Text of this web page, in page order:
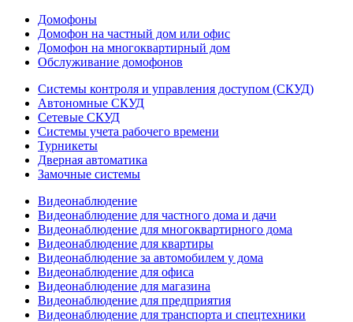
Домофоны
Домофон на частный дом или офис
Домофон на многоквартирный дом
Обслуживание домофонов
Системы контроля и управления доступом (СКУД)
Автономные СКУД
Сетевые СКУД
Системы учета рабочего времени
Турникеты
Дверная автоматика
Замочные системы
Видеонаблюдение
Видеонаблюдение для частного дома и дачи
Видеонаблюдение для многоквартирного дома
Видеонаблюдение для квартиры
Видеонаблюдение за автомобилем у дома
Видеонаблюдение для офиса
Видеонаблюдение для магазина
Видеонаблюдение для предприятия
Видеонаблюдение для транспорта и спецтехники